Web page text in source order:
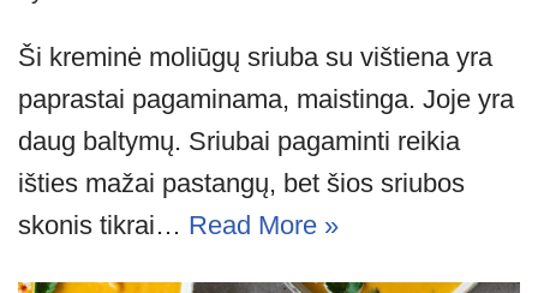
Ši kreminė moliūgų sriuba su vištiena yra
paprastai pagaminama, maistinga. Joje yra
daug baltymų. Sriubai pagaminti reikia
išties mažai pastangų, bet šios sriubos
skonis tikrai… Read More »